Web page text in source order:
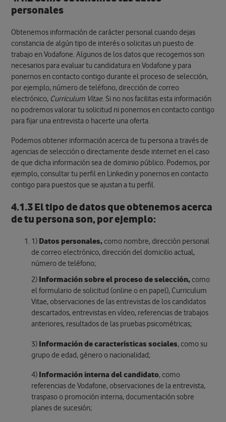
personales
Obtenemos información de carácter personal cuando dejas
constancia de algún tipo de interés o solicitas un puesto de
trabajo en Vodafone. Algunos de los datos que recogemos son
necesarios para evaluar tu candidatura en Vodafone y para
ponernos en contacto contigo durante el proceso de selección,
por ejemplo, número de teléfono, dirección de correo
electrónico, Curriculum Vitae. Si no nos facilitas esta información
no podremos valorar tu solicitud ni ponernos en contacto contigo
para fijar una entrevista o hacerte una oferta.
Podemos obtener información acerca de tu persona a través de
agencias de selección o directamente desde internet en el caso
de que dicha información sea de dominio público. Podemos, por
ejemplo, consultar tu perfil en Linkedin y ponernos en contacto
contigo para puestos que se ajustan a tu perfil.
4.1.3 El tipo de datos que obtenemos acerca
de tu persona son, por ejemplo:
1) Datos personales,como nombre, dirección personal
de correo electrónico, dirección del domicilio actual,
número de teléfono;
2) Información sobre el proceso de selección,como
el formulario de solicitud (online o en papel), Curriculum
Vitae, observaciones de las entrevistas de los candidatos
descartados, entrevistas en vídeo, referencias de trabajos
anteriores, resultados de las pruebas psicométricas;
3) Información de características sociales, como su
grupo de edad, género o nacionalidad;
4) Información interna del candidato, como
referencias de Vodafone, observaciones de la entrevista,
traspaso o promoción interna, documentación sobre
planes de sucesión;